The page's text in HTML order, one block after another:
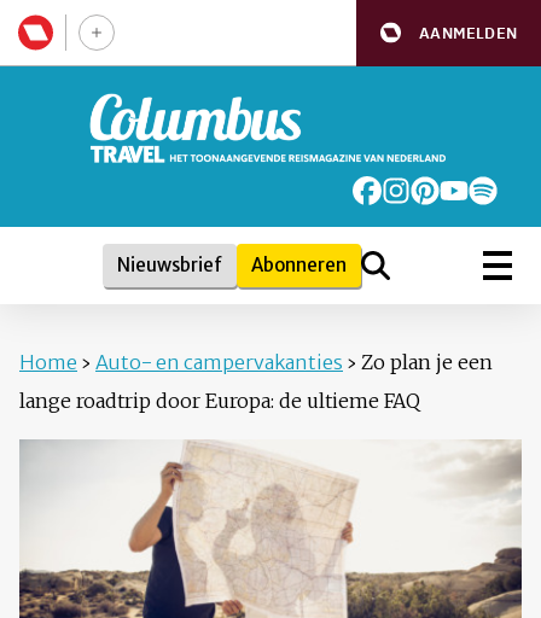
AANMELDEN
Nieuwsbrief Abonneren
Home › Auto- en campervakanties › Zo plan je een
lange roadtrip door Europa: de ultieme FAQ